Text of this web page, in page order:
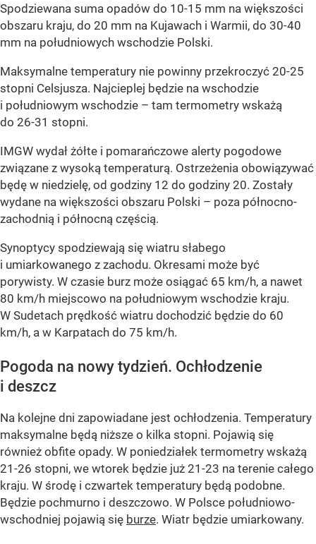
Spodziewana suma opadów do 10-15 mm na większości
obszaru kraju, do 20 mm na Kujawach i Warmii, do 30-40
mm na południowych wschodzie Polski.
Maksymalne temperatury nie powinny przekroczyć 20-25
stopni Celsjusza. Najcieplej będzie na wschodzie
i południowym wschodzie – tam termometry wskażą
do 26-31 stopni.
IMGW wydał żółte i pomarańczowe alerty pogodowe
związane z wysoką temperaturą. Ostrzeżenia obowiązywać
będę w niedzielę, od godziny 12 do godziny 20. Zostały
wydane na większości obszaru Polski – poza północno-
zachodnią i północną częścią.
Synoptycy spodziewają się wiatru słabego
i umiarkowanego z zachodu. Okresami może być
porywisty. W czasie burz może osiągać 65 km/h, a nawet
80 km/h miejscowo na południowym wschodzie kraju.
W Sudetach prędkość wiatru dochodzić będzie do 60
km/h, a w Karpatach do 75 km/h.
Pogoda na nowy tydzień. Ochłodzenie
i deszcz
Na kolejne dni zapowiadane jest ochłodzenia. Temperatury
maksymalne będą niższe o kilka stopni. Pojawią się
również obfite opady. W poniedziałek termometry wskażą
21-26 stopni, we wtorek będzie już 21-23 na terenie całego
kraju. W środę i czwartek temperatury będą podobne.
Będzie pochmurno i deszczowo. W Polsce południowo-
wschodniej pojawią się burze. Wiatr będzie umiarkowany.